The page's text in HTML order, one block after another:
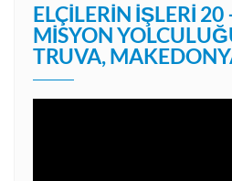
ELÇILERIN İŞLERI 20
MISYON
TRUVA,